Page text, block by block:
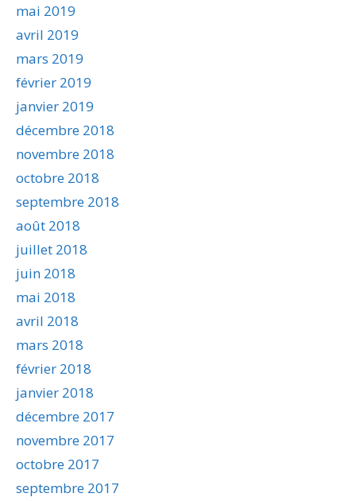
mai 2019
avril 2019
mars 2019
février 2019
janvier 2019
décembre 2018
novembre 2018
octobre 2018
septembre 2018
août 2018
juillet 2018
juin 2018
mai 2018
avril 2018
mars 2018
février 2018
janvier 2018
décembre 2017
novembre 2017
octobre 2017
septembre 2017